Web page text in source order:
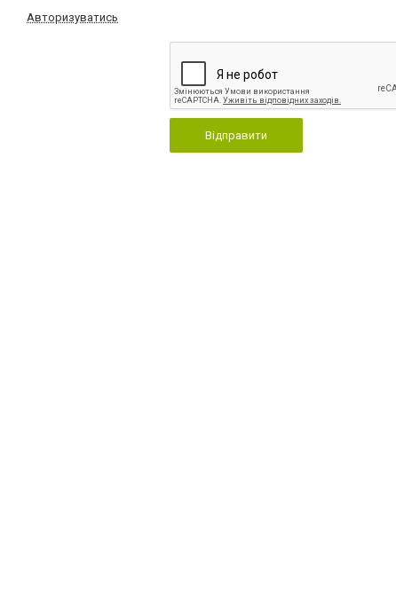
Авторизуватись
Відправити